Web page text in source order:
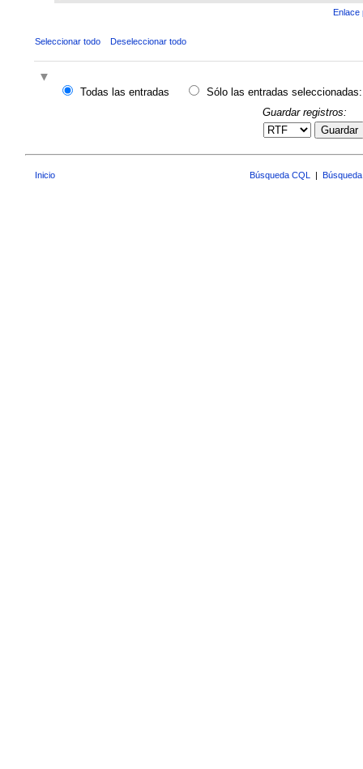
Enlace
Seleccionar todo Deseleccionar todo
Todas las entradas
Sólo las entradas seleccionadas:
Guardar registros:
Guardar
Inicio Búsqueda CQL